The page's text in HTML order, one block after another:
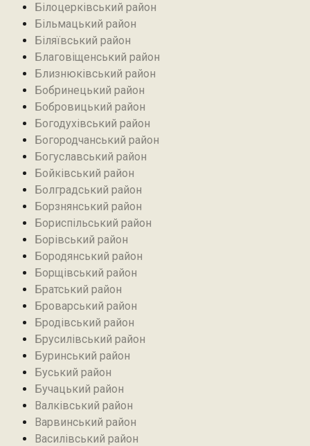
Білоцерківський район
Більмацький район
Біляївський район‎
Благовіщенський район
Близнюківський район
Бобринецький район
Бобровицький район
Богодухівський район
Богородчанський район
Богуславський район
Бойківський район
Болградський район
Борзнянський район
Бориспільський район
Борівський район
Бородянський район
Борщівський район‎
Братський район‎
Броварський район
Бродівський район‎
Брусилівський район‎
Буринський район
Буський район‎
Бучацький район
Валківський район
Варвинський район
Василівський район